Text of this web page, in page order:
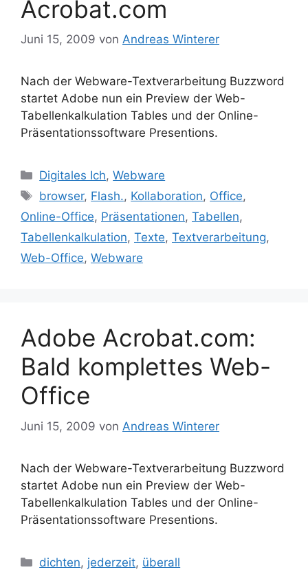
Acrobat.com
Juni 15, 2009 von Andreas Winterer
Nach der Webware-Textverarbeitung Buzzword
startet Adobe nun ein Preview der Web-
Tabellenkalkulation Tables und der Online-
Präsentationssoftware Presentions.
Kategorien
Digitales Ich,Webware
Schlagwörter
browser, Flash., Kollaboration, Office,
Online-Office, Präsentationen, Tabellen,
Tabellenkalkulation, Texte, Textverarbeitung,
Web-Office, Webware
Adobe Acrobat.com:
Bald komplettes Web-
Office
Juni 15, 2009 von Andreas Winterer
Nach der Webware-Textverarbeitung Buzzword
startet Adobe nun ein Preview der Web-
Tabellenkalkulation Tables und der Online-
Präsentationssoftware Presentions.
Kategorien
dichten, jederzeit, überall